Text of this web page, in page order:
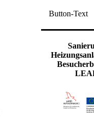
Button-Text